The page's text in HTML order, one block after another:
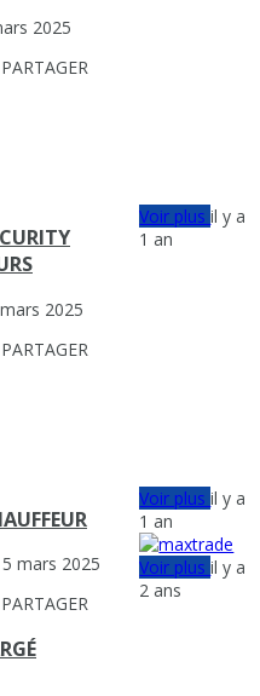
2025
PARTAGER
2025
PARTAGER
Voir plusil y a
1 an
5 mars 2025
PARTAGER
Voir plusil y a
1 an
Voir plusil y a
2 ans